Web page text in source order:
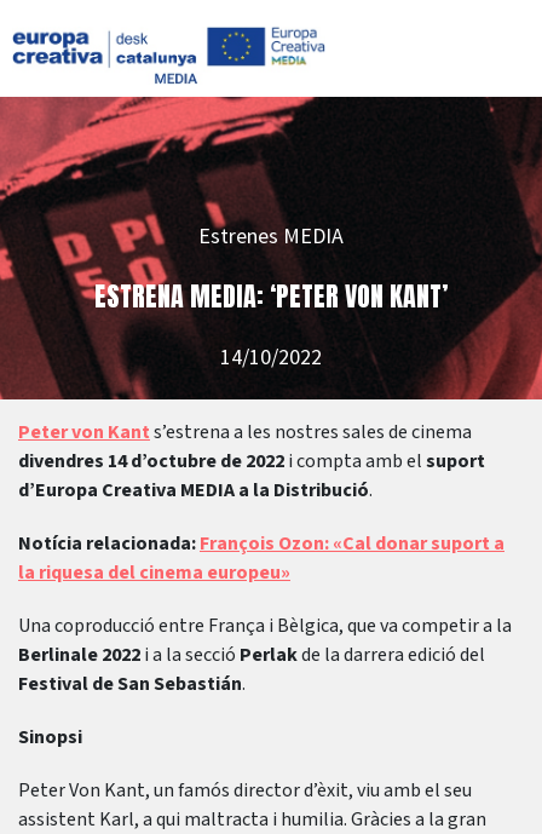
Estrenes MEDIA
ESTRENA MEDIA: ‘PETER VON KANT’
14/10/2022
Peter von Kants’estrena a les nostres sales de cinema
divendres 14 d’octubre de 2022i compta amb elsuport
d’Europa Creativa MEDIA a la Distribució.
Notícia relacionada:François Ozon: «Cal donar suport a
la riquesa del cinema europeu»
Una coproducció entre França i Bèlgica, que va competir a la
Berlinale 2022i a la secció Perlakde la darrera edició del
Festival de San Sebastián.
Sinopsi
Peter Von Kant, un famós director d’èxit, viu amb el seu
assistent Karl, a qui maltracta i humilia. Gràcies a la gran